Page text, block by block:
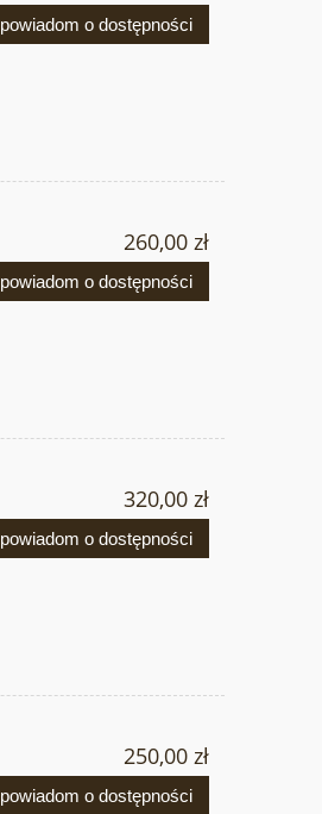
powiadom o dostępności
260,00 zł
powiadom o dostępności
320,00 zł
powiadom o dostępności
250,00 zł
powiadom o dostępności